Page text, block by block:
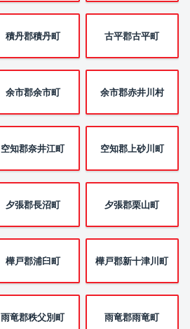
積丹郡積丹町 古平郡古平町
余市郡余市町 余市郡赤井川村
空知郡奈井江町 空知郡上砂川町
夕張郡長沼町 夕張郡栗山町
樺戸郡浦臼町 樺戸郡新十津川町
雨竜郡秩父別町 雨竜郡雨竜町